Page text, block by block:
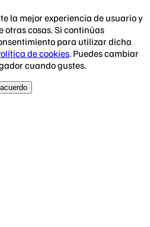
la mejor experiencia de usuario y
cosas. Si continúas
para utilizar dicha
de cookies. Puedes cambiar
cuando gustes.